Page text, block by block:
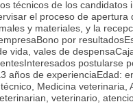
técnicos de los candidatos
el proceso de apertura
y materiales, y la
por
vida, vales de
postularse
años de experienciaEdad:
Medicina veterinaria,
veterinario,